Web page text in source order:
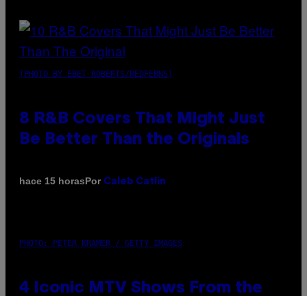
(PHOTO BY EBET ROBERTS/REDFERNS)
8 R&B Covers That Might Just
Be Better Than the Originals
hace 15 horasPor Caleb Catlin
PHOTO: PETER KRAMER / GETTY IMAGES
4 Iconic MTV Shows From the